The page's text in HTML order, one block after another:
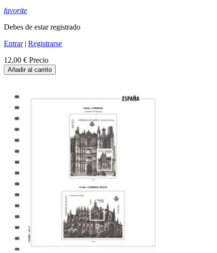
favorite
Debes de estar registrado
Entrar| Registrarse
12,00 € Precio
Añadir al carrito